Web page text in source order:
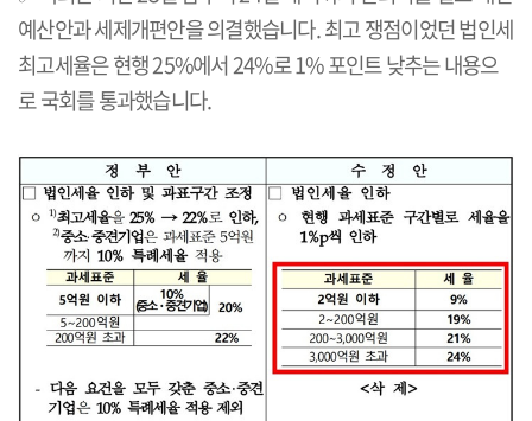
예산안과 세제개편안을 의결했습니다. 최고 쟁점이었던 법인세
최고세율은 현행 25%에서 24%로 1% 포인트 낮추는 내용으
로 국회를 통과했습니다.